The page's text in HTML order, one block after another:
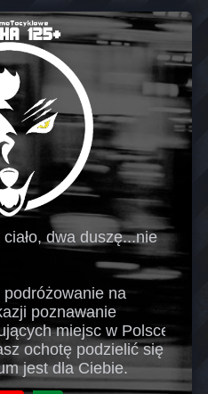
dwa duszę...nie
na
poznawanie
miejsc w Polsce i
ochotę podzielić się
jest dla Ciebie.